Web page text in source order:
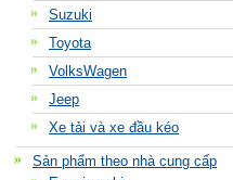
Suzuki
Toyota
VolksWagen
Jeep
Xe tải và xe đầu kéo
Sản phẩm theo nhà cung cấp